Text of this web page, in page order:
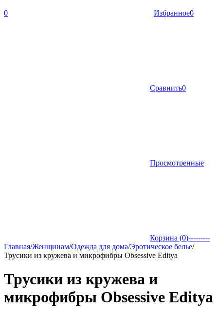
0 Избранное0
Сравнить0
Просмотренные
Корзина (0)---------
Главная/Женщинам/Одежда для дома/Эротическое белье/
Трусики из кружева и микрофибры Obsessive Editya
Трусики из кружева и
микрофибры Obsessive Editya